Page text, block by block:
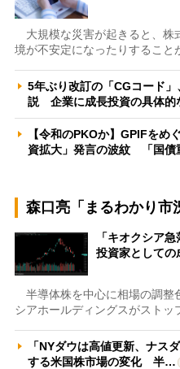
大規模な災害が起きると、株
境が不安定になったりすること
5年ぶり改訂の「CGコード
説 企業に成長投資の具体
【令和のPKOか】GPIFをめ
資拡大」発言の波紋 「国
森口亮「まるわかり市
「キオクシア
投資家として
半導体株を中心に相場の調整
シアホールディングスがストッ
「NYダウは高値更新、ナス
する米国株市場の変化 半…